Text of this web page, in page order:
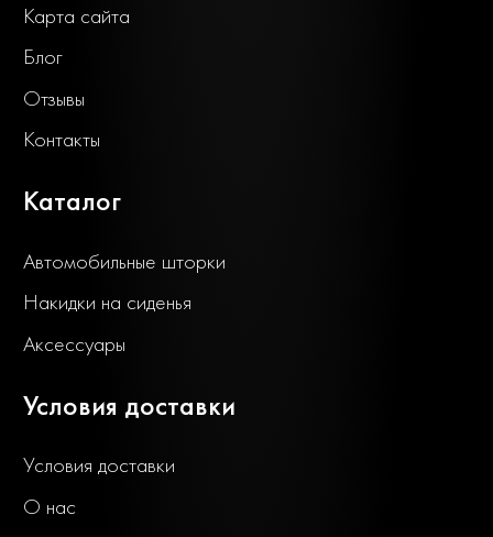
Карта сайта
Блог
Отзывы
Контакты
Каталог
Автомобильные шторки
Накидки на сиденья
Аксессуары
Условия доставки
Условия доставки
О нас